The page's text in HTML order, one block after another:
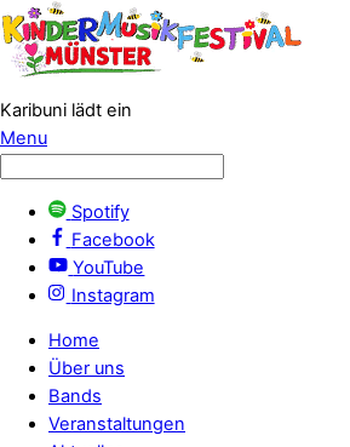
Karibuni lädt ein
Menu
Spotify
Facebook
YouTube
Instagram
Home
Über uns
Bands
Veranstaltungen